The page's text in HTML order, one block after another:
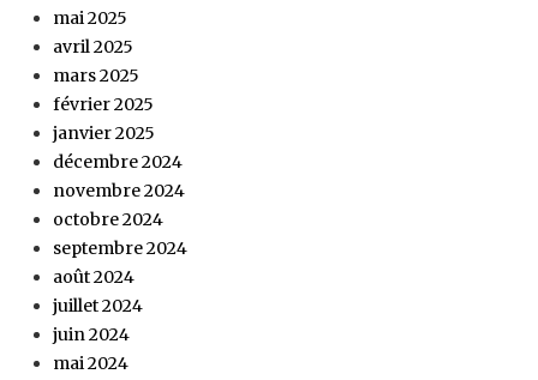
mai 2025
avril 2025
mars 2025
février 2025
janvier 2025
décembre 2024
novembre 2024
octobre 2024
septembre 2024
août 2024
juillet 2024
juin 2024
mai 2024